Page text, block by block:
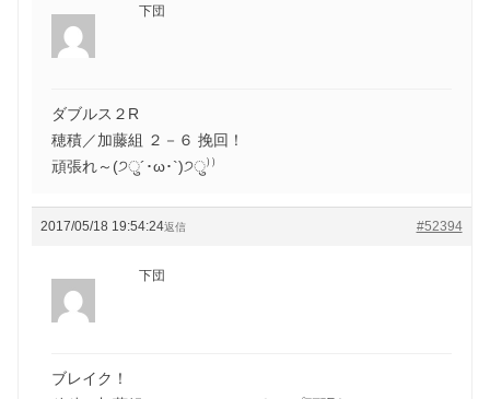
下団
ダブルス２R
穂積／加藤組 ２－６ 挽回！
頑張れ～(੭ु´･ω･`)੭ु⁾⁾
2017/05/18 19:54:24 #52394
返信
下団
ブレイク！